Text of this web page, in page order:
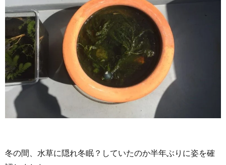
冬の間、水草に隠れ冬眠？していたのか半年ぶりに姿を確